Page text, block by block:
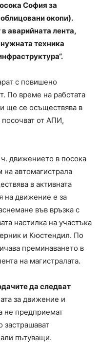
София за
окопи).
аварийната лента,
техника
с повишено
По време на работата
ще се осъществява в
от АПИ,
движението в посока
автомагистрала
в активната
на движение е за
във връзка с
настилка на участъка
и Кюстендил. По
преминаването в
на магистралата.
да следват
за движение и
не предприемат
застрашават
пътуващи.